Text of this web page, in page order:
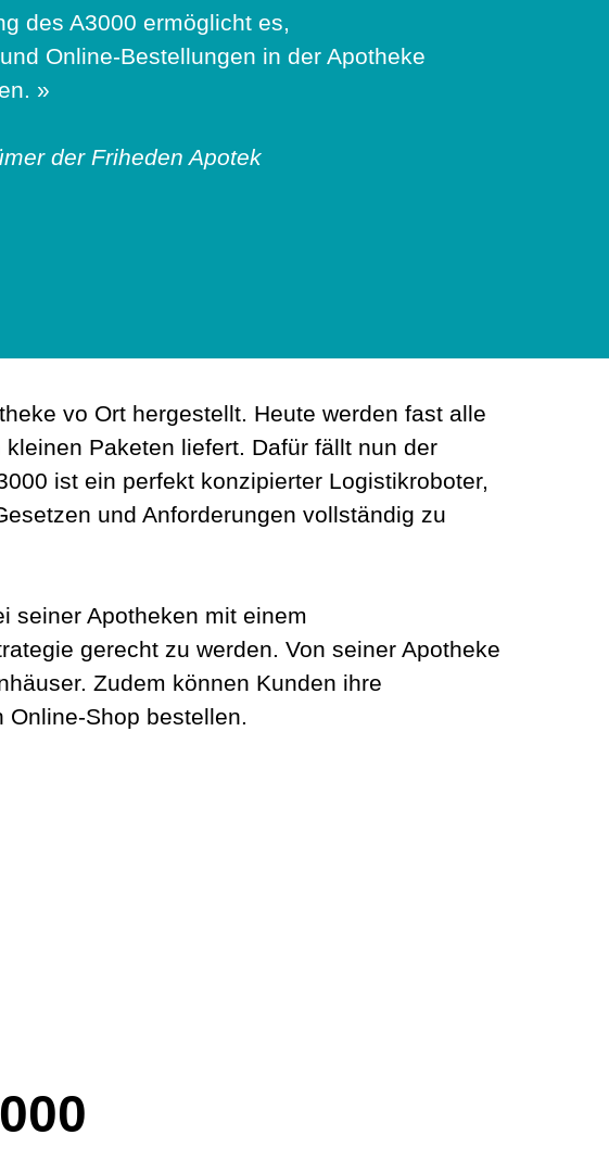
des A3000 ermöglicht es,
Online-Bestellungen in der Apotheke
»
der Friheden Apotek
vo Ort hergestellt. Heute werden fast alle
Paketen liefert. Dafür fällt nun der
ist ein perfekt konzipierter Logistikroboter,
und Anforderungen vollständig zu
seiner Apotheken mit einem
gerecht zu werden. Von seiner Apotheke
Zudem können Kunden ihre
Shop bestellen.